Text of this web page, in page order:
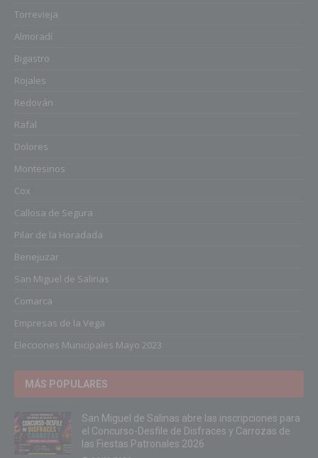
Torrevieja
Almoradí
Bigastro
Rojales
Redován
Rafal
Dolores
Montesinos
Cox
Callosa de Segura
Pilar de la Horadada
Benejuzar
San Miguel de Salinas
Comarca
Empresas de la Vega
Elecciones Municipales Mayo 2023
MÁS POPULARES
San Miguel de Salinas abre las inscripciones para
el Concurso-Desfile de Disfraces y Carrozas de
las Fiestas Patronales 2026